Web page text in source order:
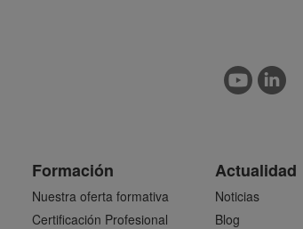
Formación
Nuestra oferta formativa
Certificación Profesional
Actualidad
Noticias
Blog